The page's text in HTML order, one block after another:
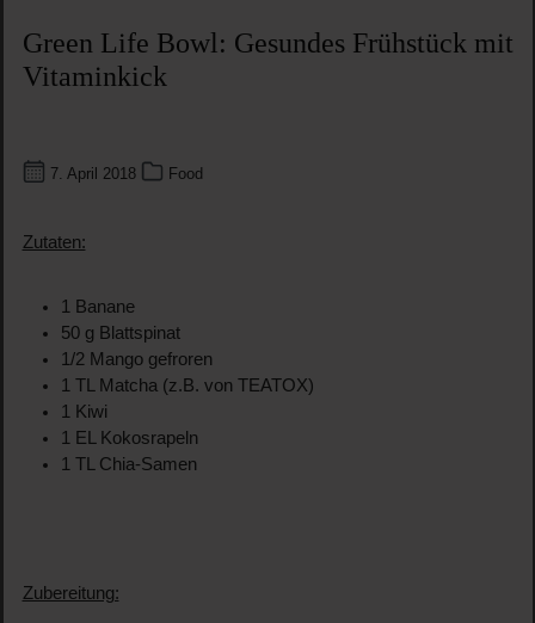
Green Life Bowl: Gesundes Frühstück mit
Vitaminkick
7. April 2018 Food
Zutaten:
1 Banane
50 g Blattspinat
1/2 Mango gefroren
1 TL Matcha (z.B. von TEATOX)
1 Kiwi
1 EL Kokosrapeln
1 TL Chia-Samen
Zubereitung: